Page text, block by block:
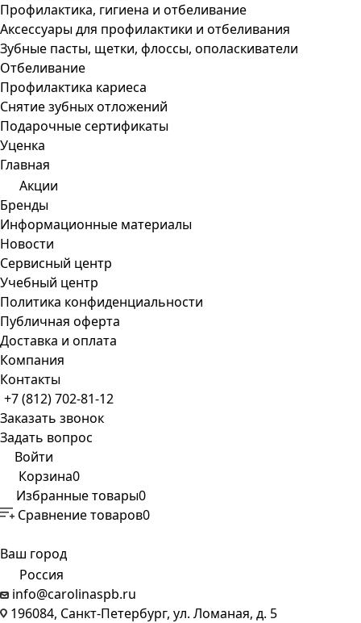
Профилактика, гигиена и отбеливание
Аксессуары для профилактики и отбеливания
Зубные пасты, щетки, флоссы, ополаскиватели
Отбеливание
Профилактика кариеса
Снятие зубных отложений
Подарочные сертификаты
Уценка
Главная
Акции
Бренды
Информационные материалы
Новости
Сервисный центр
Учебный центр
Политика конфиденциальности
Публичная оферта
Доставка и оплата
Компания
Контакты
+7 (812) 702-81-12
Заказать звонок
Задать вопрос
Войти
Корзина0
Избранные товары0
Сравнение товаров0
Ваш город
Россия
info@carolinaspb.ru
196084, Санкт-Петербург, ул. Ломаная, д. 5